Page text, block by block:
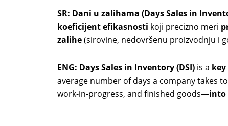
SR: Dani u zalihama (Days Sales in
koeficijent efikasnosti koji precizno meri
zalihe(sirovine, nedovršenu proizvodnju i
ENG: Days Sales in Inventory (DSI) is a
average number of days a company takes to
work-in-progress, and finished goods—into